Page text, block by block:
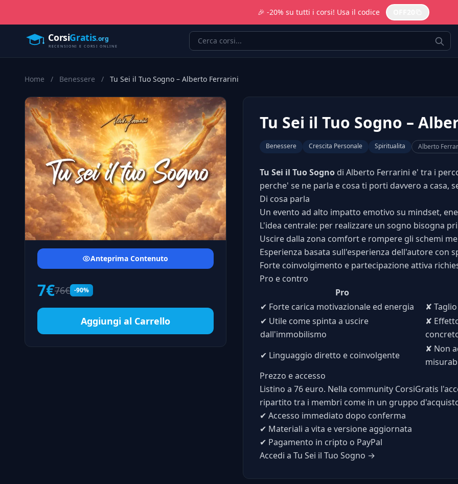
🎉 -20% su tutti i corsi! Usa il codice
Home / Benessere / Tu Sei il Tuo Sogno – Alberto Ferrarini
Anteprima Contenuto
7€76€ -90%
Aggiungi al Carrello
Tu Sei il Tuo Sogno –
Benessere Crescita Personale Spiritualita Alberto
Tu Sei il Tuo Sognodi Alberto Ferrarini e' tra i
perche' se ne parla e cosa ti porti davvero a casa,
Di cosa parla
Un evento ad alto impatto emotivo su mindset,
L'idea centrale: per realizzare un sogno bisogna
Uscire dalla zona comfort e rompere gli schemi
Esperienza basata sull'esperienza dell'autore con
Forte coinvolgimento e partecipazione attiva
Pro e contro
Pro
✔ Forte carica motivazionale ed energia ✘
✔ Utile come spinta a uscire
dall'immobilismo
✘
✔ Linguaggio diretto e coinvolgente
✘ Non
Prezzo e accesso
Listino a 76 euro. Nella community CorsiGratis
ripartito tra i membri come in un gruppo
✔ Accesso immediato dopo conferma
✔ Materiali a vita e versione aggiornata
✔ Pagamento in cripto o PayPal
Accedi a Tu Sei il Tuo Sogno →